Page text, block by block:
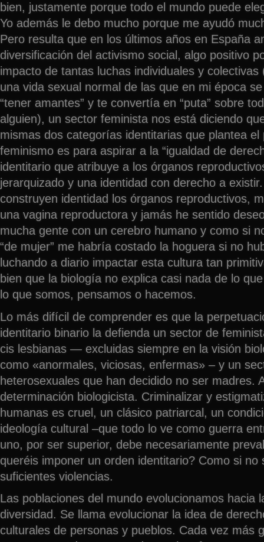
bien, justamente porque todo el mundo puede
Yo además le debo mucho porque me ayudó
Pero resulta que en los últimos años en España
diversificación del activismo social, algo positivo
impacto de tantas luchas individuales y
una vida sexual normal de las que en mi época
“tener amantes” y te convertía en “puta” sobre
alguien), un sector feminista nos está diciendo
mismas dos categorías identitarias que plantea el
feminismo es para aspirar a la “igualdad de
identitario que atribuye a los órganos
jerarquizado y una identidad con derecho a
construyen identidad los órganos reproductivos,
una vagina reproductora y jamás he sentido
mucha gente con un cerebro humano y como si
“de mujer” me habría costado la hoguera si no
luchando a diario impactar esta cultura tan
bien que la biología no explica casi nada de lo
lo que somos, pensamos o hacemos.
Lo más difícil de comprender es que la
identitario binario la defienda un sector de
cis lesbianas — excluidas siempre en la visión
como «anormales, viciosas, enfermas» – y un
heterosexuales que han decidido no ser madres.
determinación biologicista. Criminalizar y
humanas es cruel, un clásico patriarcal, un
ideología cultural –que todo lo ve como guerra
uno, por ser superior, debe necesariamente
queréis imponer un orden identitario? Como si no
suficientes violencias.
Las poblaciones del mundo evolucionamos hacia
diversidad. Se llama evolucionar la idea de
culturales de personas y pueblos. Cada vez más